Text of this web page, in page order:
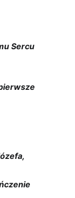
Sercu